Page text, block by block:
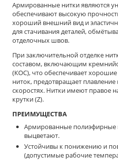
Армированные нитки являются
обеспечивают высокую
хороший внешний вид и
для стачивания деталей,
отделочных швов.
При заключительной отделке
составом, включающим
(КОС), что обеспечивает
ниток, предотвращает
скоростях. Нитки имеют правое
крутки (Z).
ПРЕИМУЩЕСТВА
Армированные полиэфирные
выцветают.
Устойчивы к понижению и
(допустимые рабочие